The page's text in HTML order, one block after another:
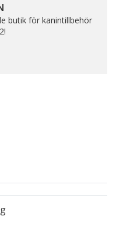
butik för kanintillbehör